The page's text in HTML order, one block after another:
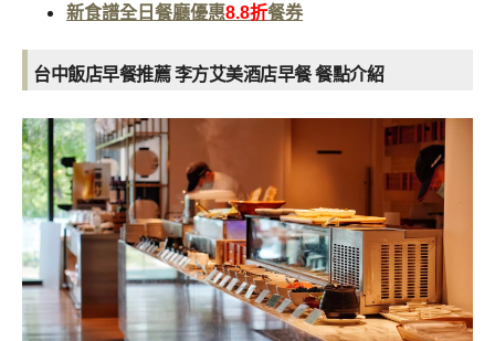
新食譜全日餐廳優惠8.8折餐券
台中飯店早餐推薦 李方艾美酒店早餐餐點介紹